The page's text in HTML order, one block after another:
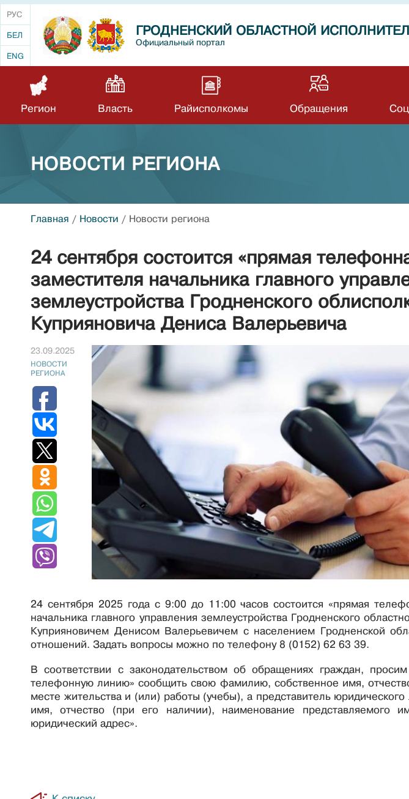
РУС
БЕЛ
ENG
ГРОДНЕНСКИЙ ОБЛАСТНОЙ
Официальный портал
Регион Власть Райисполкомы Обращения
НОВОСТИ РЕГИОНА
Главная / Новости / Новости региона
24 сентября состоится «прямая
заместителя начальника главного
землеустройства Гродненского
Куприяновича Дениса Валерьевича
23.09.2025
НОВОСТИ
РЕГИОНА
24 сентября 2025 года с 9:00 до 11:00 часов состоится «прямая
начальника главного управления землеустройства Гродненского
Куприяновичем Денисом Валерьевичем с населением Гродненской
отношений. Задать вопросы можно по телефону 8 (0152) 62 63 39.
В соответствии с законодательством об обращениях граждан,
телефонную линию» сообщить свою фамилию, собственное имя,
месте жительства и (или) работы (учебы), а представитель
имя, отчество (при его наличии), наименование представляемого
юридический адрес».